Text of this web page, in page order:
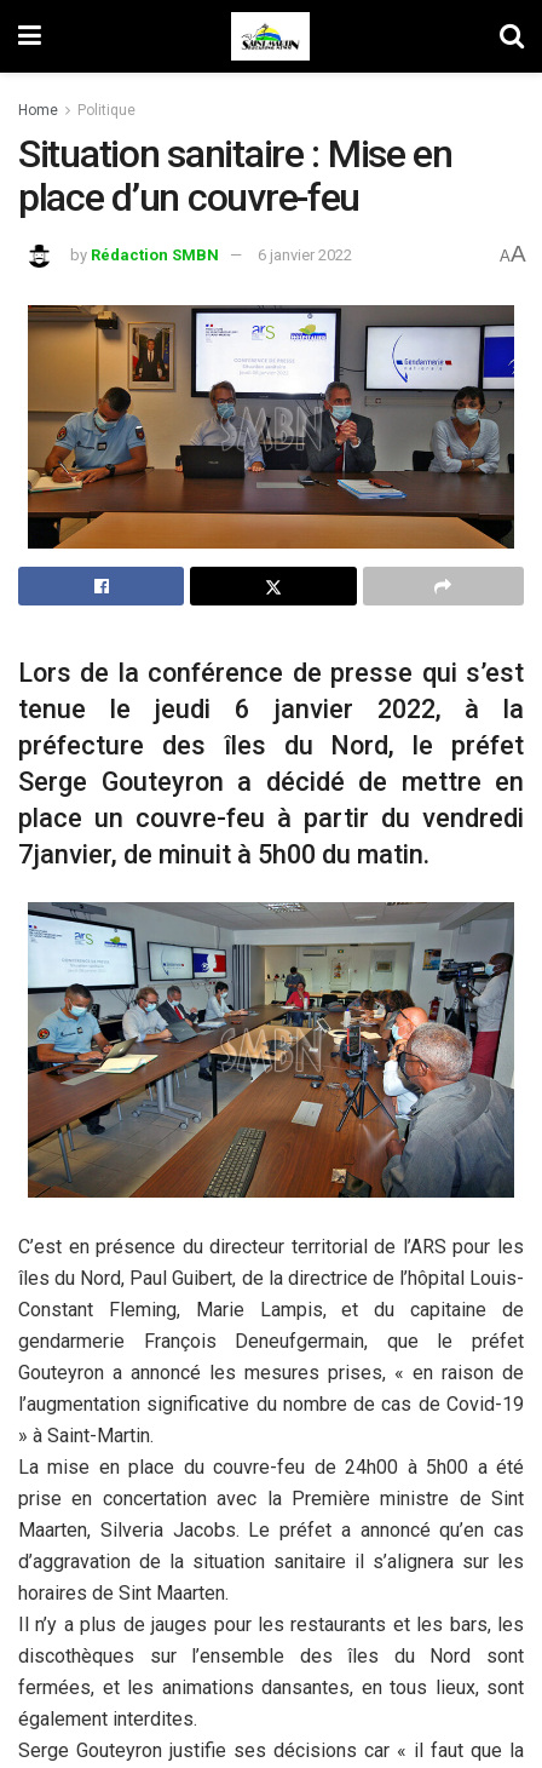
Home Politique
Situation sanitaire : Mise en
place d’un couvre-feu
by Rédaction SMBN 6 janvier 2022 AA
Lors de la conférence de presse qui s’est
tenue le jeudi 6 janvier 2022, à la
préfecture des îles du Nord, le préfet
Serge Gouteyron a décidé de mettre en
place un couvre-feu à partir du vendredi
7janvier, de minuit à 5h00 du matin.
C’est en présence du directeur territorial de l’ARS pour les
îles du Nord, Paul Guibert, de la directrice de l’hôpital Louis-
Constant Fleming, Marie Lampis, et du capitaine de
gendarmerie François Deneufgermain, que le préfet
Gouteyron a annoncé les mesures prises, « en raison de
l’augmentation significative du nombre de cas de Covid-19
» à Saint-Martin.
La mise en place du couvre-feu de 24h00 à 5h00 a été
prise en concertation avec la Première ministre de Sint
Maarten, Silveria Jacobs. Le préfet a annoncé qu’en cas
d’aggravation de la situation sanitaire il s’alignera sur les
horaires de Sint Maarten.
Il n’y a plus de jauges pour les restaurants et les bars, les
discothèques sur l’ensemble des îles du Nord sont
fermées, et les animations dansantes, en tous lieux, sont
également interdites.
Serge Gouteyron justifie ses décisions car « il faut que la